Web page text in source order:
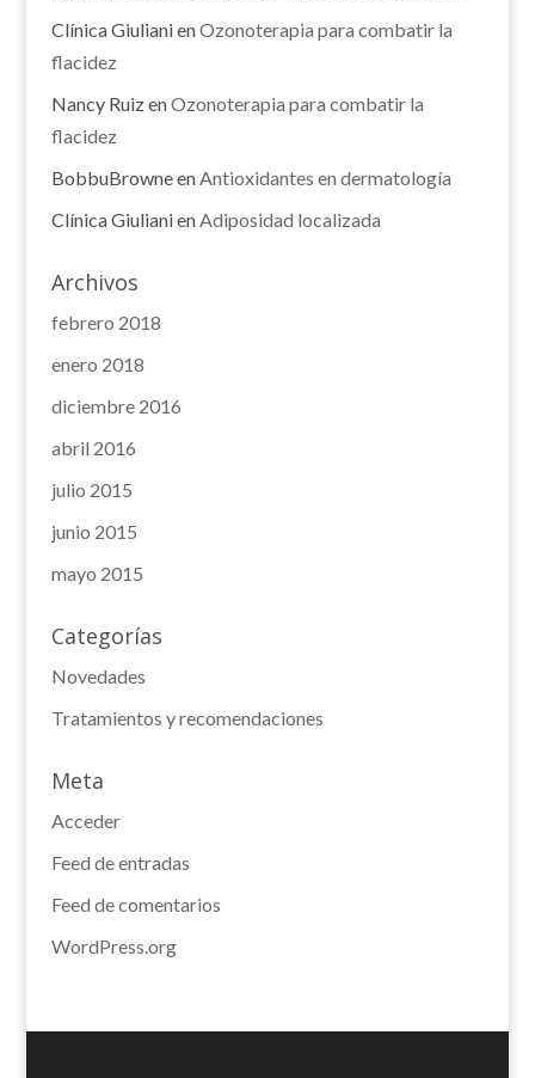
Clínica GiulianienOzonoterapia para combatir la
flacidez
Nancy RuizenOzonoterapia para combatir la
flacidez
BobbuBrowneen Antioxidantes en dermatología
Clínica Giulianien Adiposidad localizada
Archivos
febrero 2018
enero 2018
diciembre 2016
abril 2016
julio 2015
junio 2015
mayo 2015
Categorías
Novedades
Tratamientos y recomendaciones
Meta
Acceder
Feed de entradas
Feed de comentarios
WordPress.org